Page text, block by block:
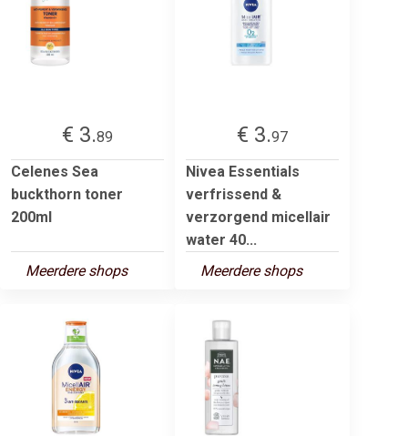
€ 3.89
Celenes Sea
buckthorn toner
200ml
Meerdere shops
€ 3.97
Nivea Essentials
verfrissend &
verzorgend micellair
water 40...
Meerdere shops